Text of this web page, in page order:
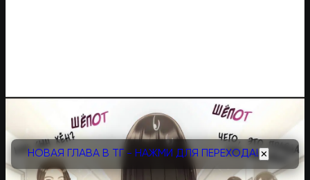
НОВАЯ ГЛАВА В ТГ - НАЖМИ ДЛЯ ПЕРЕХОДА! ✕